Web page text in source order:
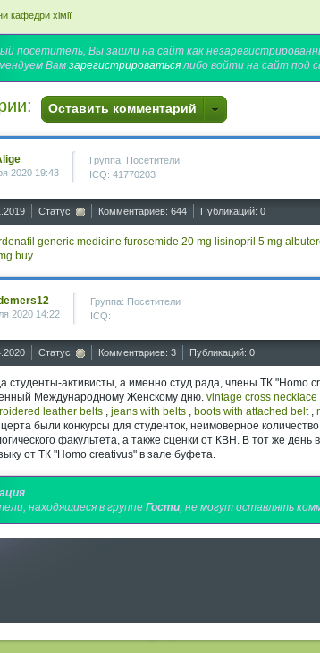
кафедри хімії
посетитель, Вы зашли на сайт как
Вам зарегистрироватьсялибо войти на сайт под
Оставить комментарий
2020 19:43
Группа: Посетители
ICQ: 41770203
Статус: Комментариев: 644 Публикаций: 0
generic medicine furosemide 20 mg lisinopril 5 mg
buy
2020 14:22
Группа: Посетители
ICQ:
Статус: Комментариев: 3 Публикаций: 0
студенты-активисты, а именно студ.рада, члены ТК "Homo
Международному Женскому дню. vintage cross necklace
leather belts , jeans with belts , boots with attached belt,
были конкурсы для студенток, неимоверное
факультета, а также сценки от КВН. В тот же
от ТК "Homo creativus" в зале буфета.
находящиеся в группе Гости, не могут оставлять